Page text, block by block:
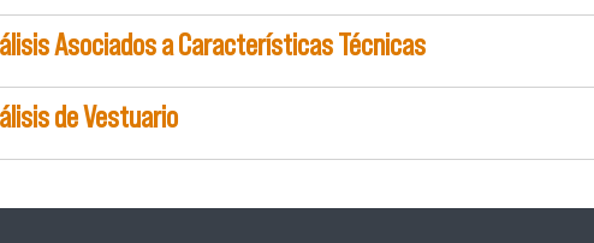
Asociados a Características Técnicas
de Vestuario